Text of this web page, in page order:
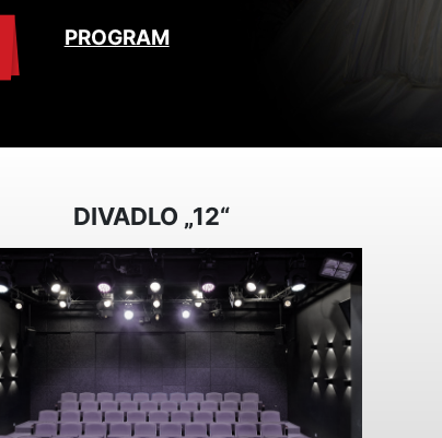
PROGRAM
DIVADLO „12“